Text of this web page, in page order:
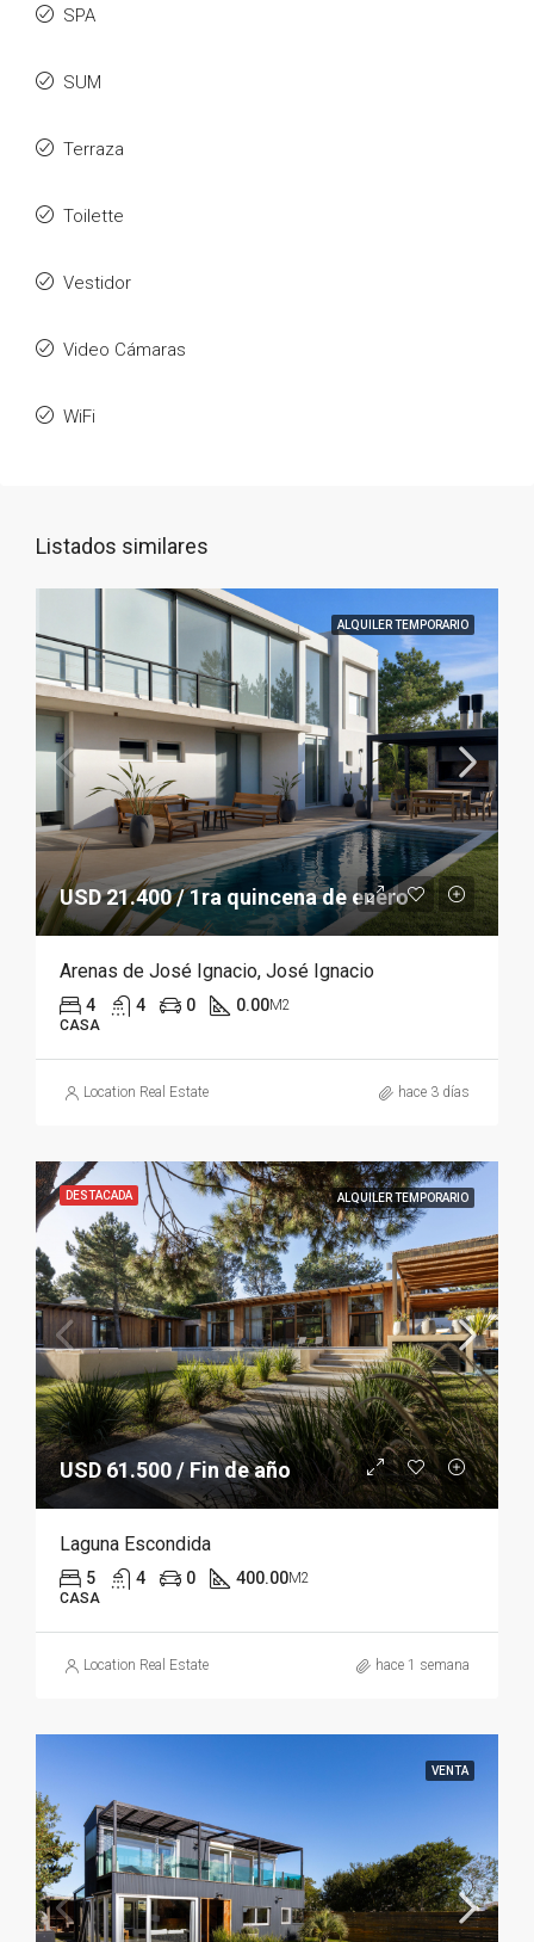
SPA
SUM
Terraza
Toilette
Vestidor
Video Cámaras
WiFi
Listados similares
ALQUILER TEMPORARIO
USD 21.400 / 1ra quincena de enero
Arenas de José Ignacio, José Ignacio
4 4 0 0.00M2
CASA
Location Real Estate hace 3 días
DESTACADA ALQUILER TEMPORARIO
USD 61.500 / Fin de año
Laguna Escondida
5 4 0 400.00M2
CASA
Location Real Estate hace 1 semana
VENTA